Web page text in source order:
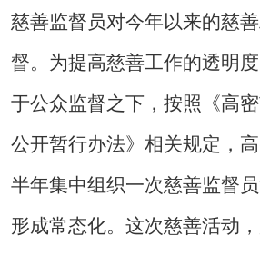
慈善监督员对今年以来的慈
督。为提高慈善工作的透明
于公众监督之下，按照《高
公开暂行办法》相关规定，
半年集中组织一次慈善监督
形成常态化。这次慈善活动